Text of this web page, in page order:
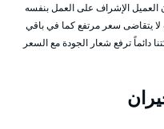
العميل الإشراف على العمل بنفسه
لا يتقاضى سعر مرتفع كما في باقي
ترفع شعار الجودة مع السعر